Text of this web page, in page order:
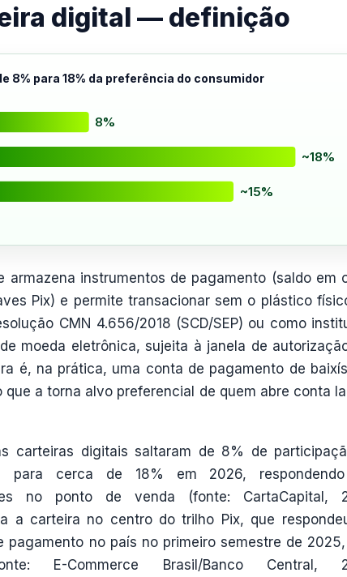
digital — definição
8% para 18% da preferência do consumidor
8%
~18%
~15%
armazena instrumentos de pagamento (saldo em
Pix) e permite transacionar sem o plástico
CMN 4.656/2018 (SCD/SEP) ou como
moeda eletrônica, sujeita à janela de
é, na prática, uma conta de pagamento de
a torna alvo preferencial de quem abre conta
carteiras digitais saltaram de 8% de
para cerca de 18% em 2026,
no ponto de venda (fonte: CartaCapital,
a carteira no centro do trilho Pix, que
no país no primeiro semestre de
E-Commerce Brasil/Banco Central,